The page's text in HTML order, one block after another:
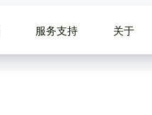
服务支持 关于